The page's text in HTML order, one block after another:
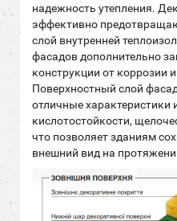
надежность утепления.
эффективно
слой внутренней
фасадов дополнительно
конструкции от коррозии
Поверхностный слой
отличные характеристики
кислотостойкости,
что позволяет зданиям
внешний вид на